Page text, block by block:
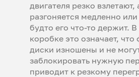
двигателя резко
разгоняется медленно
будто его что-то держит.
коробке это означает,
диски изношены и не
заблокировать нужную
приводит к резкому